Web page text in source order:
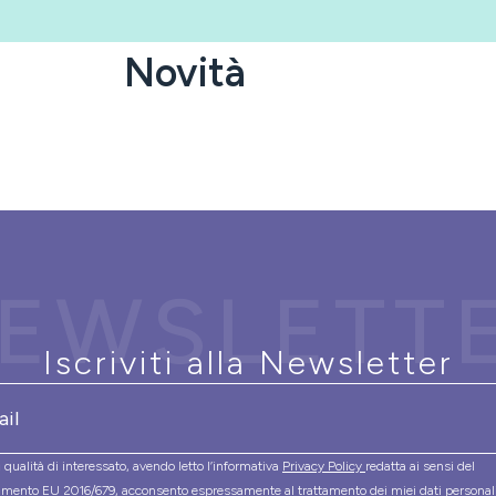
Novità
Iscriviti alla Newsletter
qualità di interessato, avendo letto l’informativa Privacy Policy redatta ai sensi del
EU 2016/679, acconsento espressamente al trattamento dei miei dati